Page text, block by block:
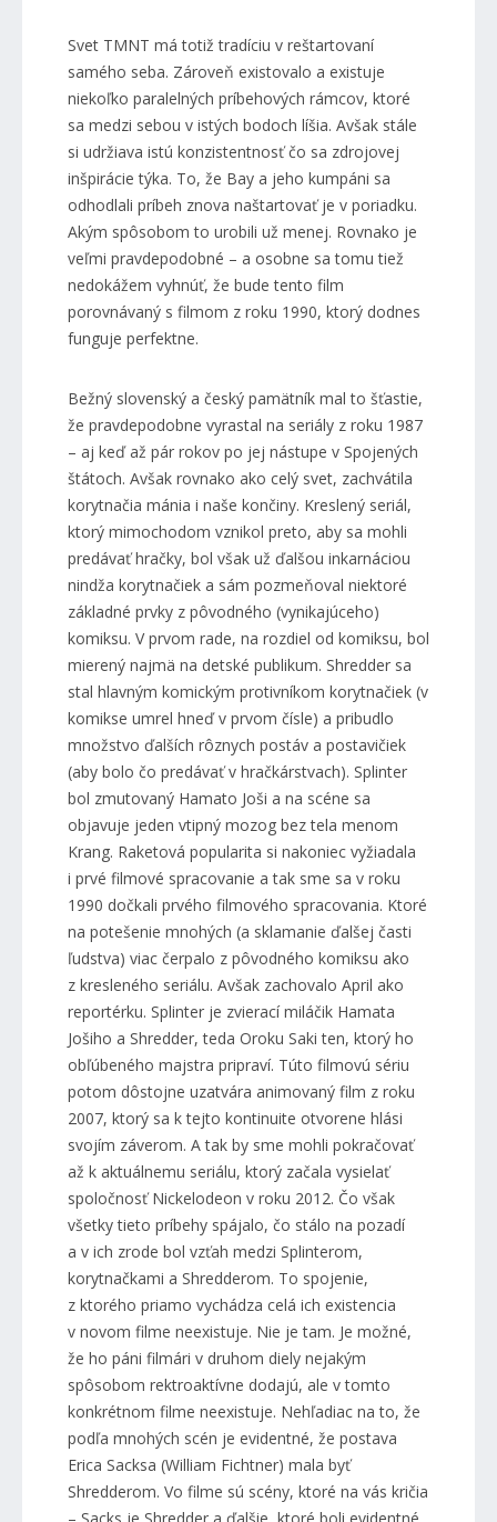
Svet TMNT má totiž tradíciu v reštartovaní
samého seba. Zároveň existovalo a existuje
niekoľko paralelných príbehových rámcov, ktoré
sa medzi sebou v istých bodoch líšia. Avšak stále
si udržiava istú konzistentnosť čo sa zdrojovej
inšpirácie týka. To, že Bay a jeho kumpáni sa
odhodlali príbeh znova naštartovať je v poriadku.
Akým spôsobom to urobili už menej. Rovnako je
veľmi pravdepodobné – a osobne sa tomu tiež
nedokážem vyhnúť, že bude tento film
porovnávaný s filmom z roku 1990, ktorý dodnes
funguje perfektne.
Bežný slovenský a český pamätník mal to šťastie,
že pravdepodobne vyrastal na seriály z roku 1987
– aj keď až pár rokov po jej nástupe v Spojených
štátoch. Avšak rovnako ako celý svet, zachvátila
korytnačia mánia i naše končiny. Kreslený seriál,
ktorý mimochodom vznikol preto, aby sa mohli
predávať hračky, bol však už ďalšou inkarnáciou
nindža korytnačiek a sám pozmeňoval niektoré
základné prvky z pôvodného (vynikajúceho)
komiksu. V prvom rade, na rozdiel od komiksu, bol
mierený najmä na detské publikum. Shredder sa
stal hlavným komickým protivníkom korytnačiek (v
komikse umrel hneď v prvom čísle) a pribudlo
množstvo ďalších rôznych postáv a postavičiek
(aby bolo čo predávať v hračkárstvach). Splinter
bol zmutovaný Hamato Joši a na scéne sa
objavuje jeden vtipný mozog bez tela menom
Krang. Raketová popularita si nakoniec vyžiadala
i prvé filmové spracovanie a tak sme sa v roku
1990 dočkali prvého filmového spracovania. Ktoré
na potešenie mnohých (a sklamanie ďalšej časti
ľudstva) viac čerpalo z pôvodného komiksu ako
z kresleného seriálu. Avšak zachovalo April ako
reportérku. Splinter je zvierací miláčik Hamata
Jošiho a Shredder, teda Oroku Saki ten, ktorý ho
obľúbeného majstra pripraví. Túto filmovú sériu
potom dôstojne uzatvára animovaný film z roku
2007, ktorý sa k tejto kontinuite otvorene hlási
svojím záverom. A tak by sme mohli pokračovať
až k aktuálnemu seriálu, ktorý začala vysielať
spoločnosť Nickelodeon v roku 2012. Čo však
všetky tieto príbehy spájalo, čo stálo na pozadí
a v ich zrode bol vzťah medzi Splinterom,
korytnačkami a Shredderom. To spojenie,
z ktorého priamo vychádza celá ich existencia
v novom filme neexistuje. Nie je tam. Je možné,
že ho páni filmári v druhom diely nejakým
spôsobom rektroaktívne dodajú, ale v tomto
konkrétnom filme neexistuje. Nehľadiac na to, že
podľa mnohých scén je evidentné, že postava
Erica Sacksa (William Fichtner) mala byť
Shredderom. Vo filme sú scény, ktoré na vás kričia
– Sacks je Shredder a ďalšie, ktoré boli evidentné